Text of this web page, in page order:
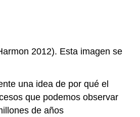
2012). Esta imagen se
una idea de por qué el
que podemos observar
de años